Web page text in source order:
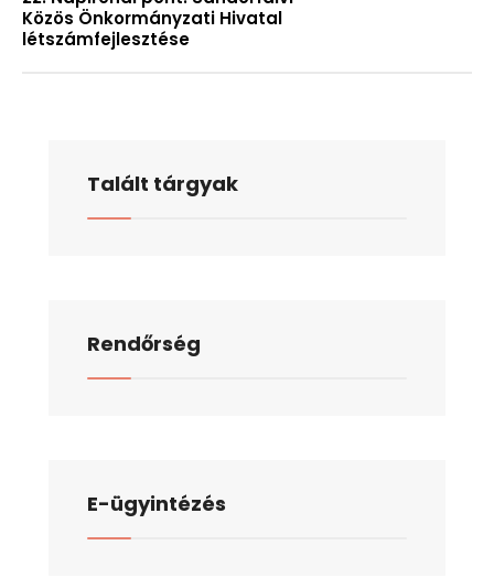
Közös Önkormányzati Hivatal
létszámfejlesztése
Talált tárgyak
Rendőrség
E-ügyintézés